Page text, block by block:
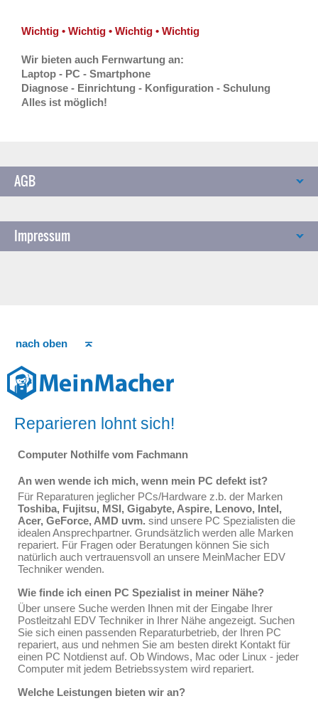
Wichtig • Wichtig • Wichtig • Wichtig
Wir bieten auch Fernwartung an:
Laptop - PC - Smartphone
Diagnose - Einrichtung - Konfiguration - Schulung
Alles ist möglich!
AGB
Impressum
nach oben
Reparieren lohnt sich!
Computer Nothilfe vom Fachmann
An wen wende ich mich, wenn mein PC defekt ist?
Für Reparaturen jeglicher PCs/Hardware z.b. der Marken
Toshiba, Fujitsu, MSI, Gigabyte, Aspire, Lenovo, Intel,
Acer, GeForce, AMD uvm. sind unsere PC Spezialisten die
idealen Ansprechpartner. Grundsätzlich werden alle Marken
repariert. Für Fragen oder Beratungen können Sie sich
natürlich auch vertrauensvoll an unsere MeinMacher EDV
Techniker wenden.
Wie finde ich einen PC Spezialist in meiner Nähe?
Über unsere Suche werden Ihnen mit der Eingabe Ihrer
Postleitzahl EDV Techniker in Ihrer Nähe angezeigt. Suchen
Sie sich einen passenden Reparaturbetrieb, der Ihren PC
repariert, aus und nehmen Sie am besten direkt Kontakt für
einen PC Notdienst auf. Ob Windows, Mac oder Linux - jeder
Computer mit jedem Betriebssystem wird repariert.
Welche Leistungen bieten wir an?